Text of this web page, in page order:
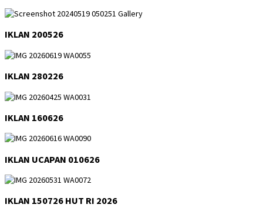
IKLAN 200526
IKLAN 280226
IKLAN 160626
IKLAN UCAPAN 010626
IKLAN 150726 HUT RI 2026